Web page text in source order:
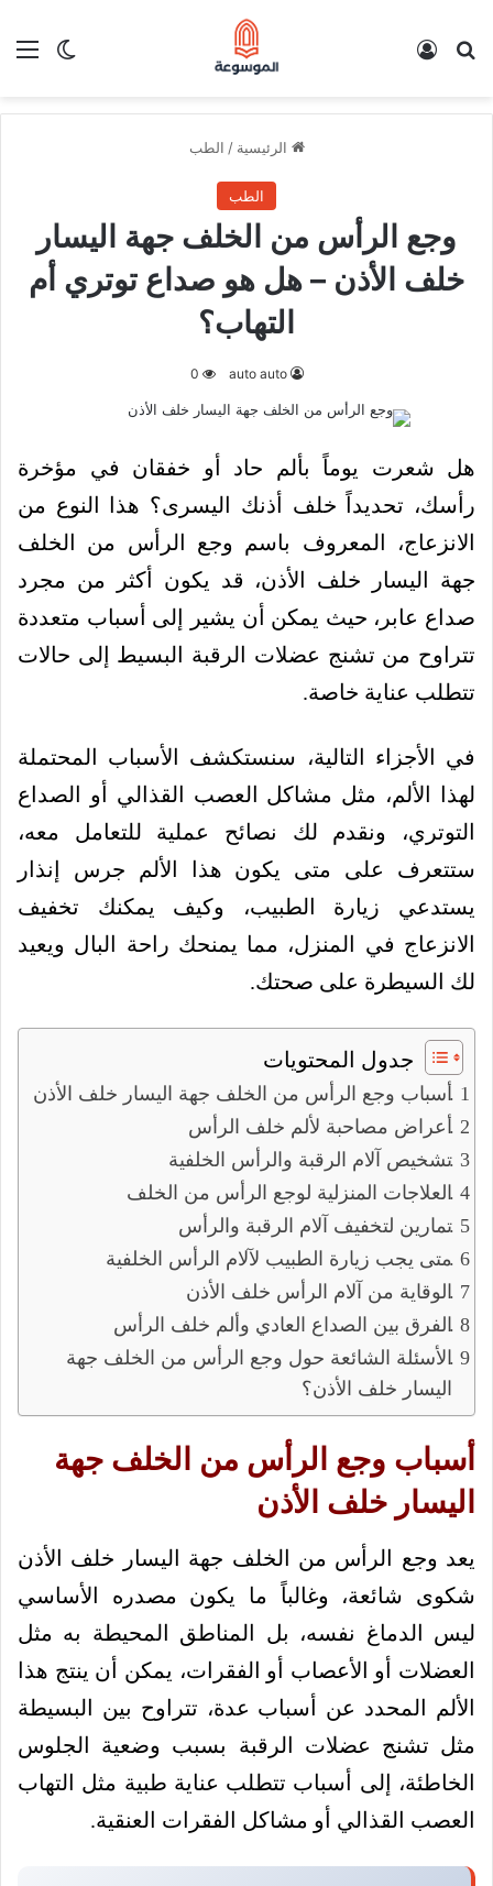
الوضع بحث عن
الرئيسية / الطب
الطب
وجع الرأس من الخلف جهة اليسار
خلف الأذن – هل هو صداع توتري أم
التهاب؟
auto auto
0
هل شعرت يوماً بألم حاد أو خفقان في مؤخرة
رأسك، تحديداً خلف أذنك اليسرى؟ هذا النوع من
الانزعاج، المعروف باسم وجع الرأس من الخلف
جهة اليسار خلف الأذن، قد يكون أكثر من مجرد
صداع عابر، حيث يمكن أن يشير إلى أسباب متعددة
تتراوح من تشنج عضلات الرقبة البسيط إلى حالات
تتطلب عناية خاصة.
في الأجزاء التالية، سنستكشف الأسباب المحتملة
لهذا الألم، مثل مشاكل العصب القذالي أو الصداع
التوتري، ونقدم لك نصائح عملية للتعامل معه،
ستتعرف على متى يكون هذا الألم جرس إنذار
يستدعي زيارة الطبيب، وكيف يمكنك تخفيف
الانزعاج في المنزل، مما يمنحك راحة البال ويعيد
لك السيطرة على صحتك.
جدول المحتويات
أسباب وجع الرأس من الخلف جهة اليسار خلف الأذن
أعراض مصاحبة لألم خلف الرأس
تشخيص آلام الرقبة والرأس الخلفية
العلاجات المنزلية لوجع الرأس من الخلف
تمارين لتخفيف آلام الرقبة والرأس
متى يجب زيارة الطبيب لآلام الرأس الخلفية
الوقاية من آلام الرأس خلف الأذن
الفرق بين الصداع العادي وألم خلف الرأس
الأسئلة الشائعة حول وجع الرأس من الخلف جهة
اليسار خلف الأذن؟
أسباب وجع الرأس من الخلف جهة
اليسار خلف الأذن
يعد وجع الرأس من الخلف جهة اليسار خلف الأذن
شكوى شائعة، وغالباً ما يكون مصدره الأساسي
ليس الدماغ نفسه، بل المناطق المحيطة به مثل
العضلات أو الأعصاب أو الفقرات، يمكن أن ينتج هذا
الألم المحدد عن أسباب عدة، تتراوح بين البسيطة
مثل تشنج عضلات الرقبة بسبب وضعية الجلوس
الخاطئة، إلى أسباب تتطلب عناية طبية مثل التهاب
العصب القذالي أو مشاكل الفقرات العنقية.